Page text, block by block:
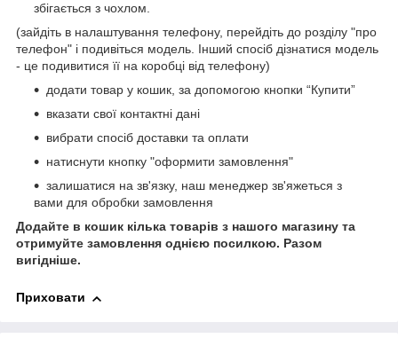
збігається з чохлом.
(зайдіть в налаштування телефону, перейдіть до розділу "про
телефон" і подивіться модель. Інший спосіб дізнатися модель
- це подивитися її на коробці від телефону)
додати товар у кошик, за допомогою кнопки “Купити”
вказати свої контактні дані
вибрати спосіб доставки та оплати
натиснути кнопку "оформити замовлення"
залишатися на зв'язку, наш менеджер зв'яжеться з
вами для обробки замовлення
Додайте в кошик кілька товарів з нашого магазину та
отримуйте замовлення однією посилкою. Разом
вигідніше.
Приховати